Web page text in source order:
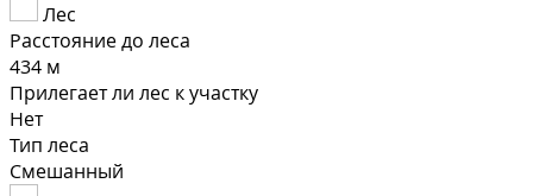
Лес
Расстояние до леса
434 м
Прилегает ли лес к участку
Нет
Тип леса
Смешанный